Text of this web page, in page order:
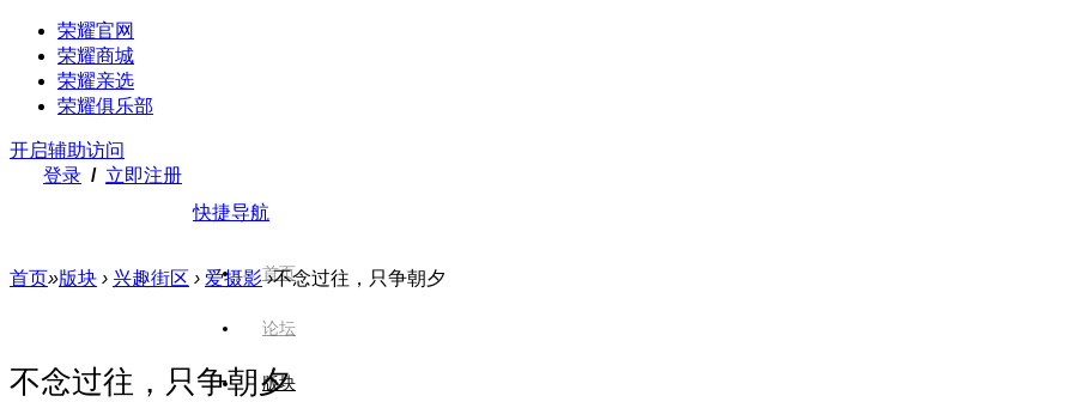
荣耀官网
荣耀商城
荣耀亲选
荣耀俱乐部
开启辅助访问
登录 / 立即注册
快捷导航
首页
论坛
版块
首页»版块 › 兴趣街区 › 爱摄影 ›不念过往，只争朝夕
不念过往，只争朝夕